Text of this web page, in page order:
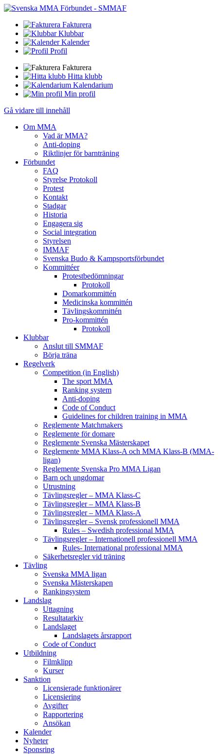
Fakturera
Klubbar
Kalender
Profil
Fakturera
Hitta klubb
Kalendarium
Min profil
Gå vidare till innehåll
Om MMA
Vad är MMA?
Anti-doping
Riktlinjer för barnträning
Förbundet
FAQ
Styrelse Protokoll
Protest
Kontakt
Stadgar
Historia
Engagera sig
Social integration
Styrelsen
IMMAF
Svenska Budo & Kampsportsförbundet
Kommittéer
Protestbedömningar
Protokoll
Domarkommittén
Medicinska kommittén
Tävlingskommittén
Pro-kommittén
Protokoll
Klubbar
Anslut till SMMAF
Börja träna
Regelverk
Competition (in English)
The sport MMA
Ranking system
Anti-doping
Code of Conduct
Guidelines for children training in MMA
Reglemente Matchmakers
Reglemente för domare
Reglemente Svenska Mästerskapet
Reglemente MMA Klass-A och MMA Klass-B (MMA-
ligan)
Reglemente Svenska Pro MMA Ligan
Barn och ungdomar
Utrustning
Tävlingsregler – MMA Klass-C
Tävlingsregler – MMA Klass-B
Tävlingsregler – MMA Klass-A
Tävlingsregler – Svensk professionell MMA
Rules – Swedish professional MMA
Tävlingsregler – Internationell professionell MMA
Rules- International professional MMA
Säkerhetsregler vid träning
Tävling
Svenska MMA ligan
Svenska Mästerskapen
Rankingsystem
Landslag
Uttagning
Resultatarkiv
Landslaget
Landslagets årsrapport
Code of Conduct
Utbildning
Filmklipp
Kurser
Sanktion
Licensierade funktionärer
Licensiering
Avgifter
Rapportering
Ansökan
Kalender
Nyheter
Sponsring